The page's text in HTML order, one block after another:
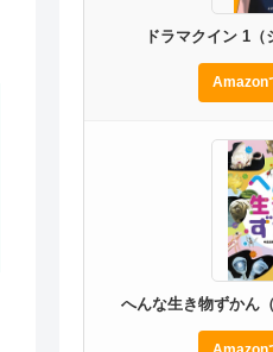
ドラマクイン 1（
Amazon
へんな生き物ずかん